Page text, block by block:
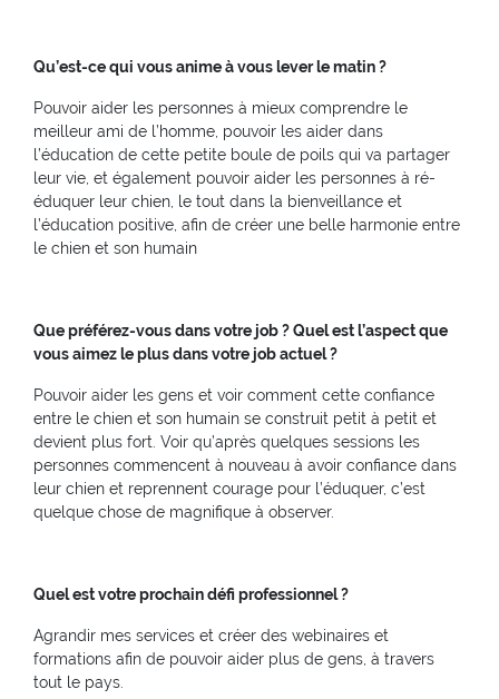
Qu’est-ce qui vous anime à vous lever le matin ?
Pouvoir aider les personnes à mieux comprendre le
meilleur ami de l’homme, pouvoir les aider dans
l’éducation de cette petite boule de poils qui va partager
leur vie, et également pouvoir aider les personnes à ré-
éduquer leur chien, le tout dans la bienveillance et
l’éducation positive, afin de créer une belle harmonie entre
le chien et son humain
Que préférez-vous dans votre job ? Quel est l’aspect que
vous aimez le plus dans votre job actuel ?
Pouvoir aider les gens et voir comment cette confiance
entre le chien et son humain se construit petit à petit et
devient plus fort. Voir qu’après quelques sessions les
personnes commencent à nouveau à avoir confiance dans
leur chien et reprennent courage pour l’éduquer, c’est
quelque chose de magnifique à observer.
Quel est votre prochain défi professionnel ?
Agrandir mes services et créer des webinaires et
formations afin de pouvoir aider plus de gens, à travers
tout le pays.